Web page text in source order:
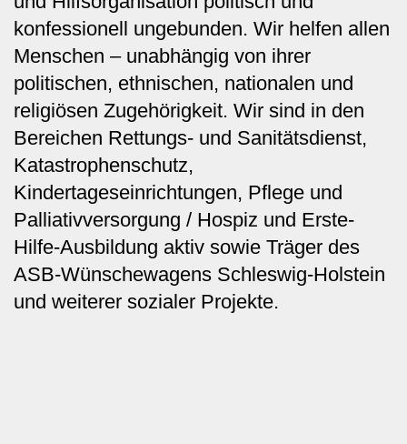
konfessionell ungebunden. Wir helfen allen
Menschen – unabhängig von ihrer
politischen, ethnischen, nationalen und
religiösen Zugehörigkeit. Wir sind in den
Bereichen Rettungs- und Sanitätsdienst,
Katastrophenschutz,
Kindertageseinrichtungen, Pflege und
Palliativversorgung / Hospiz und Erste-
Hilfe-Ausbildung aktiv sowie Träger des
ASB-Wünschewagens Schleswig-Holstein
und weiterer sozialer Projekte.